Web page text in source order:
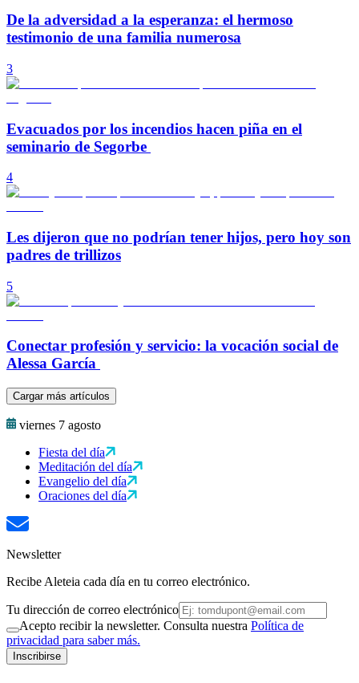
De la adversidad a la esperanza: el hermoso
testimonio de una familia numerosa
3
Evacuados por los incendios hacen piña en el
seminario de Segorbe
4
Les dijeron que no podrían tener hijos, pero hoy son
padres de trillizos
5
Conectar profesión y servicio: la vocación social de
Alessa García
Cargar más artículos
viernes 7 agosto
Fiesta del día
Meditación del día
Evangelio del día
Oraciones del día
Newsletter
Recibe Aleteia cada día en tu correo electrónico.
Tu dirección de correo electrónico
Acepto recibir la newsletter. Consulta nuestra Política de
privacidad para saber más.
Inscribirse